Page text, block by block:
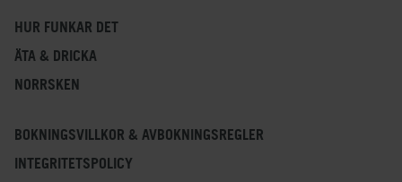
HUR FUNKAR DET
ÄTA & DRICKA
NORRSKEN
BOKNINGSVILLKOR & AVBOKNINGSREGLER
INTEGRITETSPOLICY